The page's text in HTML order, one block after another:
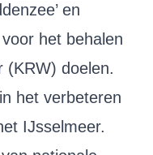
en
het behalen
(KRW) doelen.
het verbeteren
IJsselmeer.